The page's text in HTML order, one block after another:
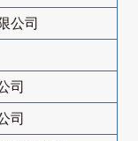
公司
司
司